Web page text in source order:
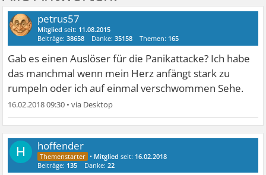
petrus57
Mitglied seit: 11.08.2015
Beiträge:38658 Danke:35158 Themen: 165
Gab es einen Auslöser für die Panikattacke? Ich habe
das manchmal wenn mein Herz anfängt stark zu
rumpeln oder ich auf einmal verschwommen Sehe.
16.02.2018 09:30 •
H hoffender
• Mitglied seit: 16.02.2018
Beiträge: 135 Danke:22